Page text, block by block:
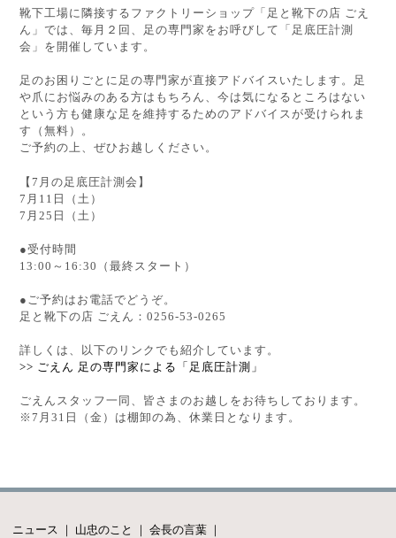
靴下工場に隣接するファクトリーショップ「足と靴下の店 ごえ
ん」では、毎月２回、足の専門家をお呼びして「足底圧計測
会」を開催しています。
足のお困りごとに足の専門家が直接アドバイスいたします。足
や爪にお悩みのある方はもちろん、今は気になるところはない
という方も健康な足を維持するためのアドバイスが受けられま
す（無料）。
ご予約の上、ぜひお越しください。
【7月の足底圧計測会】
7月11日（土）
7月25日（土）
●受付時間
13:00～16:30（最終スタート）
●ご予約はお電話でどうぞ。
足と靴下の店 ごえん：0256-53-0265
詳しくは、以下のリンクでも紹介しています。
>> ごえん 足の専門家による「足底圧計測」
ごえんスタッフ一同、皆さまのお越しをお待ちしております。
※7月31日（金）は棚卸の為、休業日となります。
ニュース ｜ 山忠のこと ｜会長の言葉 ｜